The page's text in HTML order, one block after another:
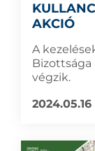
AKCIÓ
A
Bizottsága
végzik.
2024.05.16